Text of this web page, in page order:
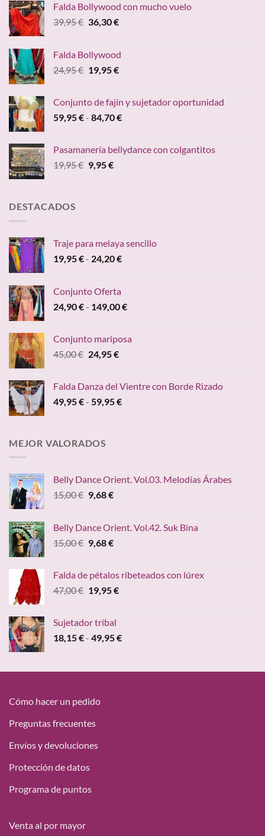
Falda Bollywood con mucho vuelo
39,95€ El
era:
39,95 €.
36,30€El
es:
36,30 €.
Falda Bollywood
24,95€ El
era:
24,95 €.
19,95€El
es:
19,95 €.
Conjunto de fajín y sujetador oportunidad
59,95€- 84,70€Rango
desde
Pasamanería bellydance con colgantitos
19,95€ El
9,95€El
DESTACADOS
Traje para melaya sencillo
19,95€- 24,20€Rango
19,95 €
Conjunto Oferta
24,90€- 149,00€Rango
desde
149,00 €
Conjunto mariposa
45,00€ El
era:
45,00 €.
24,95€El
es:
24,95 €.
Falda Danza del Vientre con Borde Rizado
49,95€- 59,95€Rango
59,95 €
MEJOR VALORADOS
Belly Dance Orient. Vol.03. Melodías Árabes
15,00€ El
era:
15,00 €.
9,68€El
es:
9,68 €.
Belly Dance Orient. Vol.42. Suk Bina
15,00€ El
era:
15,00 €.
9,68€El
es:
9,68 €.
Falda de pétalos ribeteados con lúrex
47,00€ El
era:
47,00 €.
19,95€El
19,95 €.
Sujetador tribal
18,15€- 49,95€Rango
desde
Cómo hacer un pedido
Preguntas frecuentes
Envíos y devoluciones
Protección de datos
Programa de puntos
Venta al por mayor